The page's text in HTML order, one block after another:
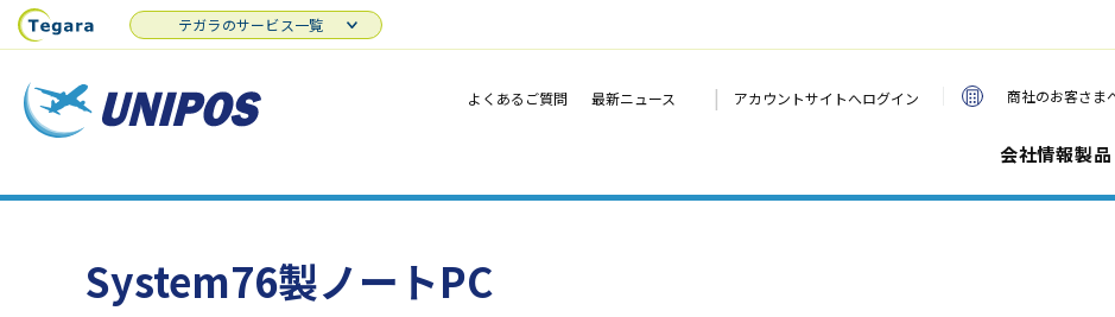
よくあるご質問 最新ニュース | アカウントサイトへログイン 商社のお客さま
会社情報製
テガラのサービス一覧
System76製ノートPC